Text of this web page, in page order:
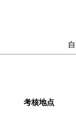
考核地点